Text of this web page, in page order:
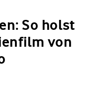
So holst
von